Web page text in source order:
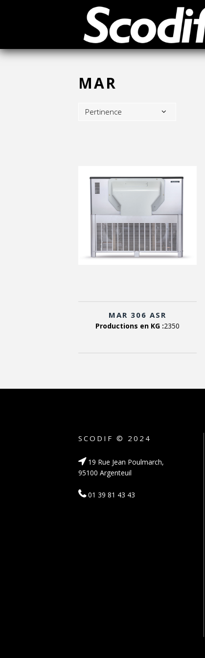
MAR
Pertinence
MAR 306 ASR
Productions en KG :2350
SCODIF © 2024
19 Rue Jean Poulmarch,
95100 Argenteuil
01 39 81 43 43